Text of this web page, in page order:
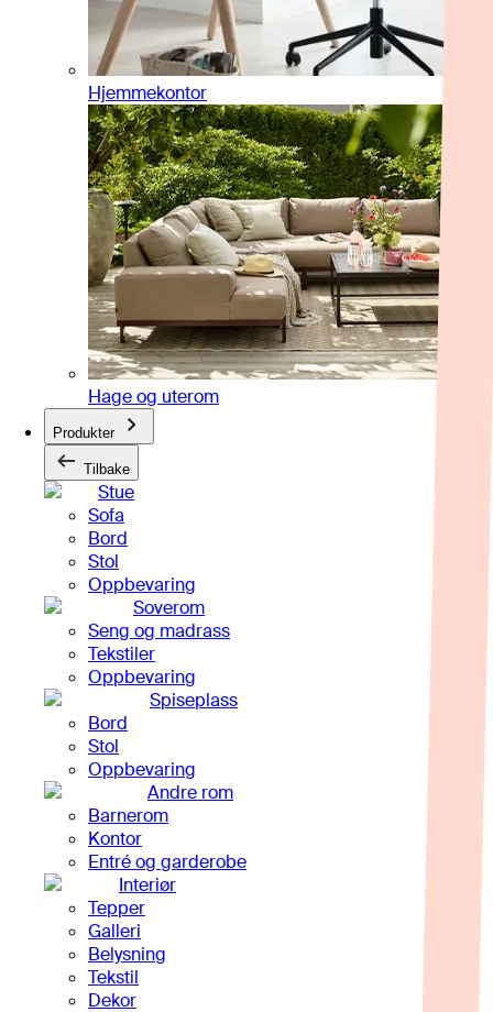
Hjemmekontor
Hage og uterom
Produkter
Tilbake
Stue
Sofa
Bord
Stol
Oppbevaring
Soverom
Seng og madrass
Tekstiler
Oppbevaring
Spiseplass
Bord
Stol
Oppbevaring
Andre rom
Barnerom
Kontor
Entré og garderobe
Interiør
Tepper
Galleri
Belysning
Tekstil
Dekor